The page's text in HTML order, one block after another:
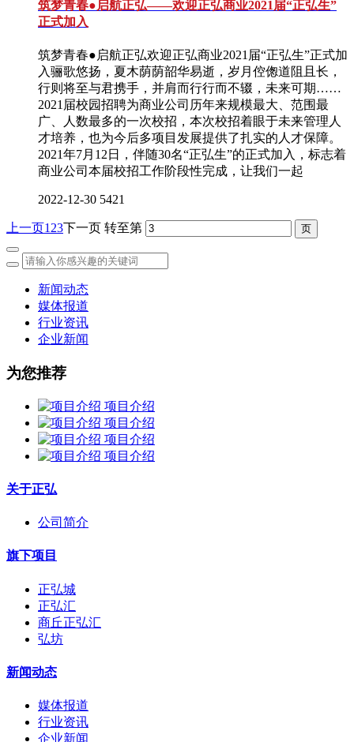
筑梦青春●启航正弘——欢迎正弘商业2021届“正弘生”
正式加入
筑梦青春●启航正弘欢迎正弘商业2021届“正弘生”正式加
入骊歌悠扬，夏木荫荫韶华易逝，岁月倥偬道阻且长，
行则将至与君携手，并肩而行行而不辍，未来可期……
2021届校园招聘为商业公司历年来规模最大、范围最
广、人数最多的一次校招，本次校招着眼于未来管理人
才培养，也为今后多项目发展提供了扎实的人才保障。
2021年7月12日，伴随30名“正弘生”的正式加入，标志着
商业公司本届校招工作阶段性完成，让我们一起
2022-12-30 5421
上一页1 23下一页 转至第
新闻动态
媒体报道
行业资讯
企业新闻
为您推荐
项目介绍
项目介绍
项目介绍
项目介绍
关于正弘
公司简介
旗下项目
正弘城
正弘汇
商丘正弘汇
弘坊
新闻动态
媒体报道
行业资讯
企业新闻